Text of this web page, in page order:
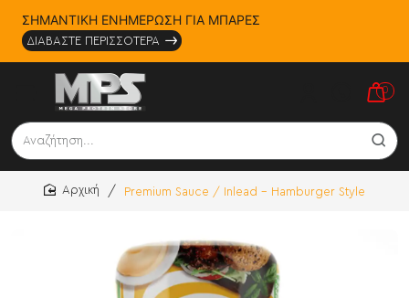
ΣΗΜΑΝΤΙΚΗ ΕΝΗΜΕΡΩΣΗ ΓΙΑ ΜΠΑΡΕΣ
ΔΙΑΒΑΣΤΕ ΠΕΡΙΣΣΟΤΕΡΑ
0
Αναζήτηση...
Premium Sauce / Inlead - Hamburger Style